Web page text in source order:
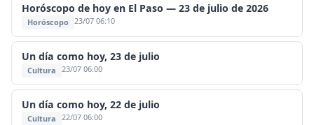
Horóscopo de hoy en El Paso — 23 de julio de 2026
Horóscopo 23/07 06:10
Un día como hoy, 23 de julio
Cultura 23/07 06:00
Un día como hoy, 22 de julio
Cultura 22/07 06:00